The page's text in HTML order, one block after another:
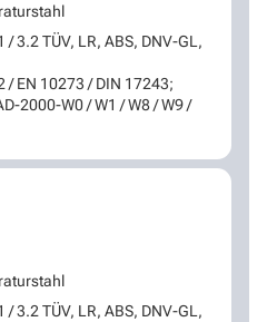
/ 3.2 TÜV, LR, ABS, DNV-GL,
/ EN 10273 / DIN 17243;
2000-W0 / W1 / W8 / W9 /
/ 3.2 TÜV, LR, ABS, DNV-GL,